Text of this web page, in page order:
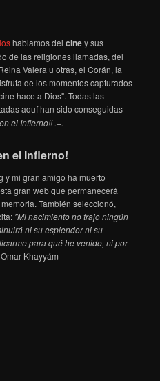
hablamos delciney sus
de las religiones llamadas, del
Valera u otras, el Corán, la
de los momentos capturados
hace a Dios". Todas las
aquí han sido conseguidas
el Infierno!! .+.
el Infierno!
y mi gran amigo ha muerto
gran web que permanecerá
También seleccionó,
"Mi nacimiento no trajo ningún
ni su esplendor ni su
para qué he venido, ni por
Khayyám